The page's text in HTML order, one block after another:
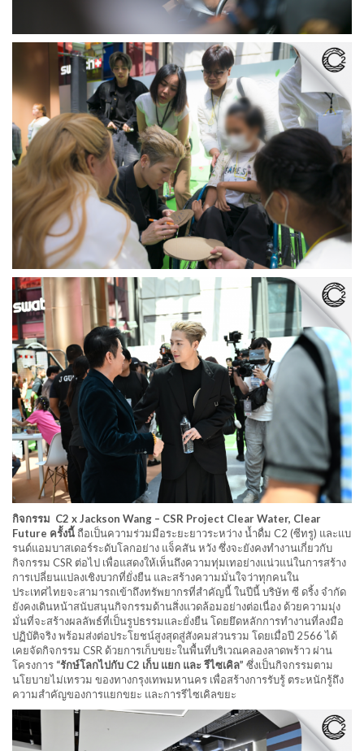
กิจกรรม C2 x Jackson Wang – CSR Project Clear Water, Clear
Future ครั้งนี้ ถือเป็นความร่วมมือระยะยาวระหว่าง น้ำดื่ม C2 (ซีทรู) และแบ
รนด์แอมบาสเดอร์ระดับโลกอย่าง แจ็คสัน หวัง ซึ่งจะยังคงทำงานเกี่ยวกับ
กิจกรรม CSR ต่อไป เพื่อแสดงให้เห็นถึงความทุ่มเทอย่างแน่วแน่ในการสร้าง
การเปลี่ยนแปลงเชิงบวกที่ยั่งยืน และสร้างความมั่นใจว่าทุกคนใน
ประเทศไทยจะสามารถเข้าถึงทรัพยากรที่สำคัญนี้ ในปีนี้ บริษัท ซี ดริ้ง จำกัด
ยังคงเดินหน้าสนับสนุนกิจกรรมด้านสิ่งแวดล้อมอย่างต่อเนื่อง ด้วยความมุ่ง
มั่นที่จะสร้างผลลัพธ์ที่เป็นรูปธรรมและยั่งยืน โดยยึดหลักการทำงานที่ลงมือ
ปฏิบัติจริง พร้อมส่งต่อประโยชน์สูงสุดสู่สังคมส่วนรวม โดยเมื่อปี 2566 ได้
เคยจัดกิจกรรม CSR ด้วยการเก็บขยะในพื้นที่บริเวณคลองลาดพร้าว ผ่าน
โครงการ “รักษ์โลกไปกับ C2 เก็บ แยก และ รีไซเคิล” ซึ่งเป็นกิจกรรมตาม
นโยบายไม่เทรวม ของทางกรุงเทพมหานคร เพื่อสร้างการรับรู้ ตระหนักรู้ถึง
ความสำคัญของการแยกขยะ และการรีไซเคิลขยะ